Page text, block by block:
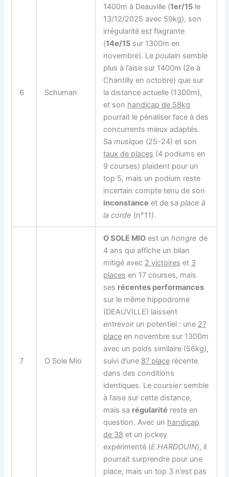
6 Schuman
1400m à Deauville (1er/15 le
13/12/2025 avec 59kg), son
irrégularité est flagrante
(14e/15 sur 1300m en
novembre). Lepoulain semble
plus à l’aise sur 1400m (2e à
Chantilly en octobre) que sur
la distance actuelle (1300m),
et son handicap de 58kg
pourrait le pénaliser face à des
concurrents mieux adaptés.
Samusique (25-24) et son
taux de places (4 podiums en
9 courses) plaident pour un
top 5, mais un podium reste
incertain compte tenu de son
inconstance et de saplace à
la corde (n°11).
7 O Sole Mio
O SOLE MIO est unhongre de
4 ans qui affiche un bilan
mitigé avec 2 victoires et 3
places en 17 courses, mais
ses récentes performances
sur le même hippodrome
(DEAUVILLE) laissent
entrevoir un potentiel : une 2?
place en novembre sur 1300m
avec un poids similaire (56kg),
suivi d’une 8? place récente
dans des conditions
identiques. Lecoursiersemble
à l’aise sur cette distance,
mais sa régularité reste en
question. Avec un handicap
de 38 et un jockey
expérimenté (E.HARDOUIN), il
pourrait surprendre pour une
place, mais un top 3 n’est pas